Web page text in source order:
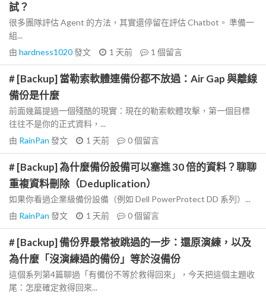
試？
很多團隊評估 Agent 的方法，其實還停留在評估 Chatbot。 準備一
組...
由 hardness1020發文 1 天前 1 個留言
# [Backup] 當勒索軟體連備份都不放過：Air Gap 與離線
備份是什麼
前面幾篇提過一個殘酷的現實：現在的勒索軟體攻擊，第一個目標
往往不是你的正式資料，...
由 RainPan 發文 1 天前 0個留言
# [Backup] 為什麼備份設備可以塞進 30 倍的資料？聊聊
重複資料刪除（Deduplication）
如果你看過企業級備份設備（例如 Dell PowerProtect DD 系列）...
由 RainPan 發文 1 天前 0個留言
# [Backup] 備份界最常被跳過的一步：還原演練，以及
為什麼「沒演練過的備份」等於沒備份
這個系列第4篇聊過「有備份不等於救得回來」，今天把這個主題收
尾：怎麼確定救得回來...